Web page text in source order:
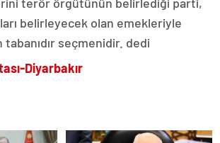
belirleyecek olan emekleriyle
tabanıdır seçmenidir. dedi
Diyarbakır